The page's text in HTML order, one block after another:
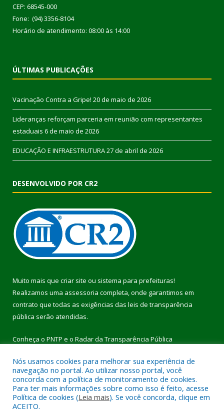
CEP: 68545-000
Fone: (94) 3356-8104
Horário de atendimento: 08:00 às 14:00
ÚLTIMAS PUBLICAÇÕES
Vacinação Contra a Gripe! 20 de maio de 2026
Lideranças reforçam parceria em reunião com representantes
estaduais 6 de maio de 2026
EDUCAÇÃO E INFRAESTRUTURA27 de abril de 2026
DESENVOLVIDO POR CR2
Muito mais que criar site ou sistema para prefeituras!
Realizamos uma assessoria completa, onde garantimos em
contrato que todas as exigências das leis de transparência
pública serão atendidas.
Conheça o PNTP e o Radar da Transparência Pública
Todos os direitos reservados a Prefeitura Municipal de Pau
D’Arco.
Nós usamos cookies para melhorar sua experiência de
navegação no portal. Ao utilizar nosso portal, você
concorda com a política de monitoramento de cookies.
Para ter mais informações sobre como isso é feito, acesse
Política de cookies (Leia mais). Se você concorda, clique em
ACEITO.